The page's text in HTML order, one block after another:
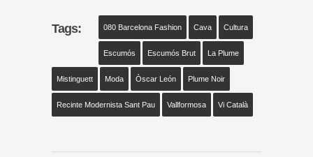
Tags: 080 Barcelona Fashion Cava Cultura
Escumós Escumós Brut La Plume
Mistinguett Moda Òscar León Plume Noir
Recinte Modernista Sant Pau Vallformosa Vi Català